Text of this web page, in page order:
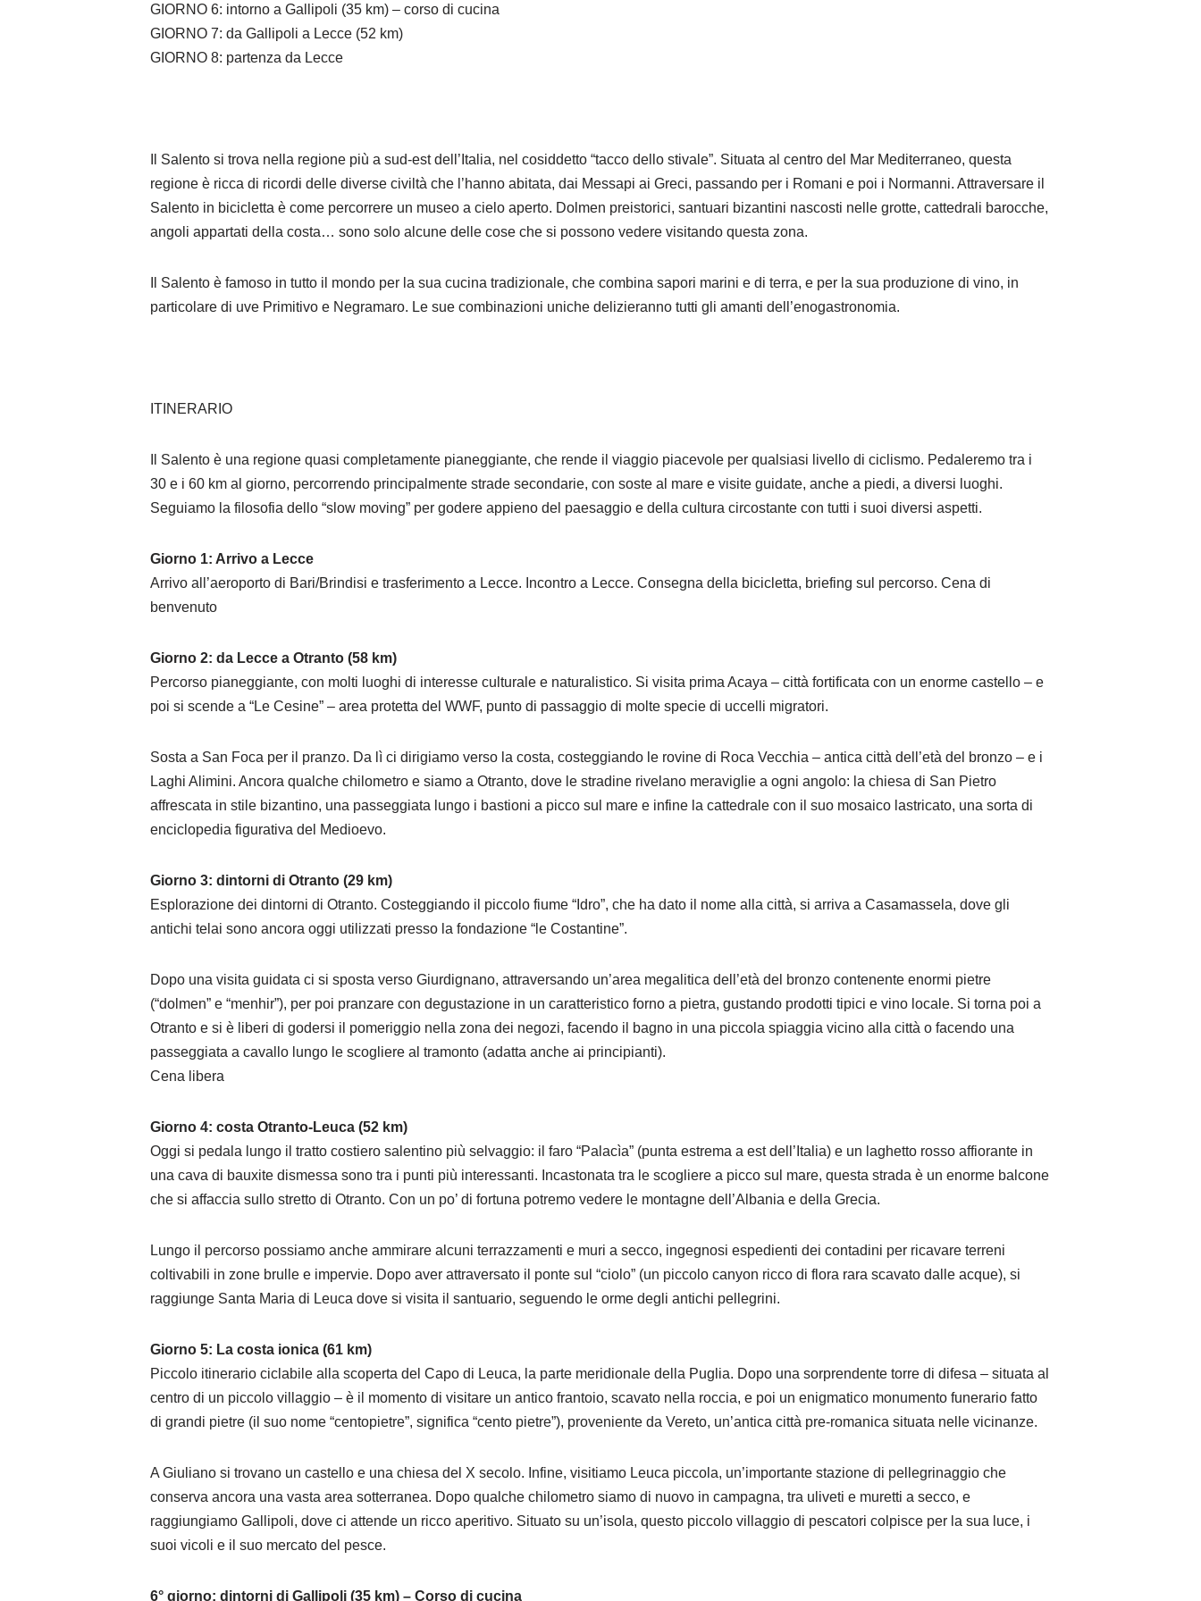
GIORNO 6: intorno a Gallipoli (35 km) – corso di cucina
GIORNO 7: da Gallipoli a Lecce (52 km)
GIORNO 8: partenza da Lecce
Il Salento si trova nella regione più a sud-est dell’Italia, nel cosiddetto “tacco dello stivale”. Situata al centro del Mar Mediterraneo, questa
regione è ricca di ricordi delle diverse civiltà che l’hanno abitata, dai Messapi ai Greci, passando per i Romani e poi i Normanni. Attraversare il
Salento in bicicletta è come percorrere un museo a cielo aperto. Dolmen preistorici, santuari bizantini nascosti nelle grotte, cattedrali barocche,
angoli appartati della costa… sono solo alcune delle cose che si possono vedere visitando questa zona.
Il Salento è famoso in tutto il mondo per la sua cucina tradizionale, che combina sapori marini e di terra, e per la sua produzione di vino, in
particolare di uve Primitivo e Negramaro. Le sue combinazioni uniche delizieranno tutti gli amanti dell’enogastronomia.
ITINERARIO
Il Salento è una regione quasi completamente pianeggiante, che rende il viaggio piacevole per qualsiasi livello di ciclismo. Pedaleremo tra i
30 e i 60 km al giorno, percorrendo principalmente strade secondarie, con soste al mare e visite guidate, anche a piedi, a diversi luoghi.
Seguiamo la filosofia dello “slow moving” per godere appieno del paesaggio e della cultura circostante con tutti i suoi diversi aspetti.
Giorno 1: Arrivo a Lecce
Arrivo all’aeroporto di Bari/Brindisi e trasferimento a Lecce. Incontro a Lecce. Consegna della bicicletta, briefing sul percorso. Cena di
benvenuto
Giorno 2: da Lecce a Otranto (58 km)
Percorso pianeggiante, con molti luoghi di interesse culturale e naturalistico. Si visita prima Acaya – città fortificata con un enorme castello – e
poi si scende a “Le Cesine” – area protetta del WWF, punto di passaggio di molte specie di uccelli migratori.
Sosta a San Foca per il pranzo. Da lì ci dirigiamo verso la costa, costeggiando le rovine di Roca Vecchia – antica città dell’età del bronzo – e i
Laghi Alimini. Ancora qualche chilometro e siamo a Otranto, dove le stradine rivelano meraviglie a ogni angolo: la chiesa di San Pietro
affrescata in stile bizantino, una passeggiata lungo i bastioni a picco sul mare e infine la cattedrale con il suo mosaico lastricato, una sorta di
enciclopedia figurativa del Medioevo.
Giorno 3: dintorni di Otranto (29 km)
Esplorazione dei dintorni di Otranto. Costeggiando il piccolo fiume “Idro”, che ha dato il nome alla città, si arriva a Casamassela, dove gli
antichi telai sono ancora oggi utilizzati presso la fondazione “le Costantine”.
Dopo una visita guidata ci si sposta verso Giurdignano, attraversando un’area megalitica dell’età del bronzo contenente enormi pietre
(“dolmen” e “menhir”), per poi pranzare con degustazione in un caratteristico forno a pietra, gustando prodotti tipici e vino locale. Si torna poi a
Otranto e si è liberi di godersi il pomeriggio nella zona dei negozi, facendo il bagno in una piccola spiaggia vicino alla città o facendo una
passeggiata a cavallo lungo le scogliere al tramonto (adatta anche ai principianti).
Cena libera
Giorno 4: costa Otranto-Leuca (52 km)
Oggi si pedala lungo il tratto costiero salentino più selvaggio: il faro “Palacìa” (punta estrema a est dell’Italia) e un laghetto rosso affiorante in
una cava di bauxite dismessa sono tra i punti più interessanti. Incastonata tra le scogliere a picco sul mare, questa strada è un enorme balcone
che si affaccia sullo stretto di Otranto. Con un po’ di fortuna potremo vedere le montagne dell’Albania e della Grecia.
Lungo il percorso possiamo anche ammirare alcuni terrazzamenti e muri a secco, ingegnosi espedienti dei contadini per ricavare terreni
coltivabili in zone brulle e impervie. Dopo aver attraversato il ponte sul “ciolo” (un piccolo canyon ricco di flora rara scavato dalle acque), si
raggiunge Santa Maria di Leuca dove si visita il santuario, seguendo le orme degli antichi pellegrini.
Giorno 5: La costa ionica (61 km)
Piccolo itinerario ciclabile alla scoperta del Capo di Leuca, la parte meridionale della Puglia. Dopo una sorprendente torre di difesa – situata al
centro di un piccolo villaggio – è il momento di visitare un antico frantoio, scavato nella roccia, e poi un enigmatico monumento funerario fatto
di grandi pietre (il suo nome “centopietre”, significa “cento pietre”), proveniente da Vereto, un’antica città pre-romanica situata nelle vicinanze.
A Giuliano si trovano un castello e una chiesa del X secolo. Infine, visitiamo Leuca piccola, un’importante stazione di pellegrinaggio che
conserva ancora una vasta area sotterranea. Dopo qualche chilometro siamo di nuovo in campagna, tra uliveti e muretti a secco, e
raggiungiamo Gallipoli, dove ci attende un ricco aperitivo. Situato su un’isola, questo piccolo villaggio di pescatori colpisce per la sua luce, i
suoi vicoli e il suo mercato del pesce.
6° giorno: dintorni di Gallipoli (35 km) – Corso di cucina